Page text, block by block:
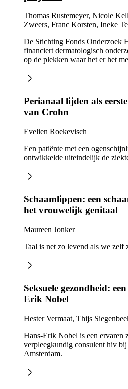
Thomas Rustemeyer, Nicole
Zweers, Franc Korsten, Ineke
De Stichting Fonds Onderzoek
financiert dermatologisch
op de plekken waar het er het
Perianaal lijden als
van Crohn
Evelien Roekevisch
Een patiënte met een
ontwikkelde uiteindelijk de
Schaamlippen: een
het vrouwelijk genitaal
Maureen Jonker
Taal is net zo levend als we zelf
Seksuele gezondheid:
Erik Nobel
Hester Vermaat, Thijs
Hans-Erik Nobel is een ervaren
verpleegkundig consulent hiv
Amsterdam.